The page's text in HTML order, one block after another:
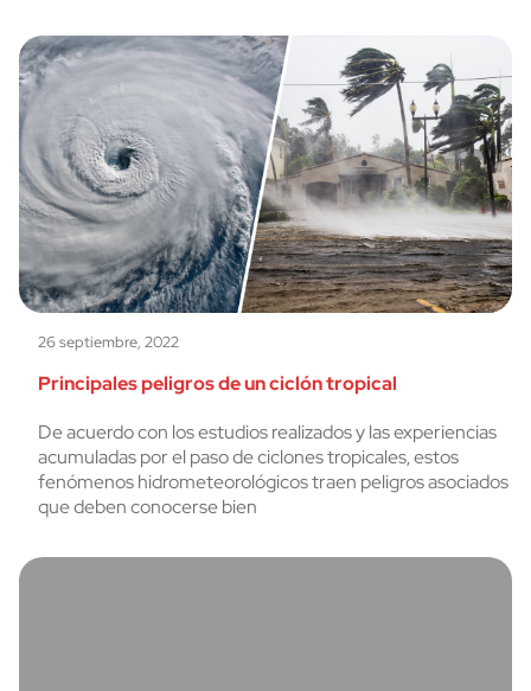
26 septiembre, 2022
Principales peligros de un ciclón tropical
De acuerdo con los estudios realizados y las experiencias
acumuladas por el paso de ciclones tropicales, estos
fenómenos hidrometeorológicos traen peligros asociados
que deben conocerse bien